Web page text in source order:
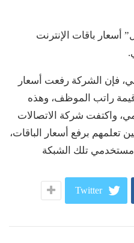
أسعار باقات الإنترنت
فإن الشركة رفعت أسعار
قيمة راتب الموظف، وهذه
واكتفت شركة الاتصالات
تعلمهم برفع أسعار الباقات،
تلك الشبكة
Twitter